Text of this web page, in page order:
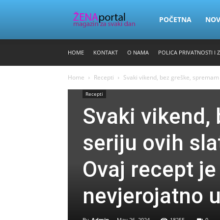
Zena
POČETNA
HOME KONTAKT O NAMA POLICA PRIVATNOSTI I
Home Recepti Svaki vikend, bez greške,
Recepti
Svaki vikend,
seriju ovih
Ovaj recept
nevjerojatno